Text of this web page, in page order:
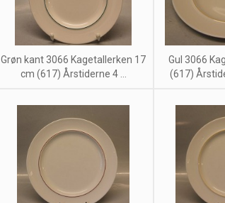
Grøn kant 3066 Kagetallerken 17
cm (617) Årstiderne 4 ...
Gul 3066
(617)